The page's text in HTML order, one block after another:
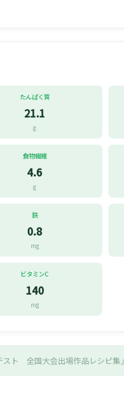
たんぱく質
21.1
g
食物繊維
4.6
g
鉄
0.8
mg
ビタミンC
140
mg
スト 全国大会出場作品レシピ集」